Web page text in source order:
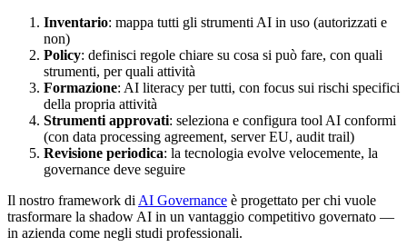
Inventario: mappa tutti gli strumenti AI in uso (autorizzati e
non)
Policy: definisci regole chiare su cosa si può fare, con quali
strumenti, per quali attività
Formazione: AI literacy per tutti, con focus sui rischi specifici
della propria attività
Strumenti approvati: seleziona e configura tool AI conformi
(con data processing agreement, server EU, audit trail)
Revisione periodica: la tecnologia evolve velocemente, la
governance deve seguire
Il nostro framework di AI Governance è progettato per chi vuole
trasformare la shadow AI in un vantaggio competitivo governato —
in azienda come negli studi professionali.